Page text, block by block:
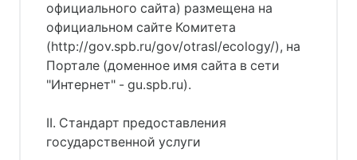
официального сайта) размещена на
официальном сайте Комитета
(http://gov.spb.ru/gov/otrasl/ecology/), на
Портале (доменное имя сайта в сети
"Интернет" - gu.spb.ru).
II. Стандарт предоставления
государственной услуги